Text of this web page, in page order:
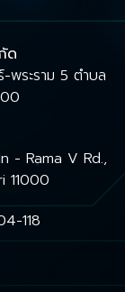
ด
พระราม 5 ตำบล
- Rama V Rd.,
11000
118